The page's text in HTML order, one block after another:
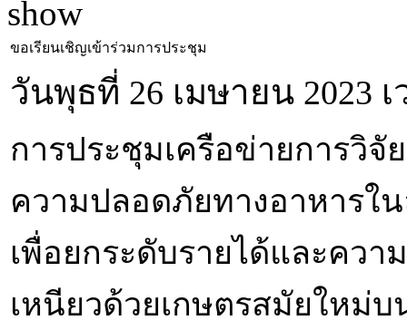
ขอเรียนเชิญเข้าร่วมการประชุม
วันพุธที่ 26 เมษายน 2023 เ
การประชุมเครือข่ายการวิ
ความปลอดภัยทางอาหารใ
เพื่อยกระดับรายได้และคว
เหนียวด้วยเกษตรสมัยใหม่